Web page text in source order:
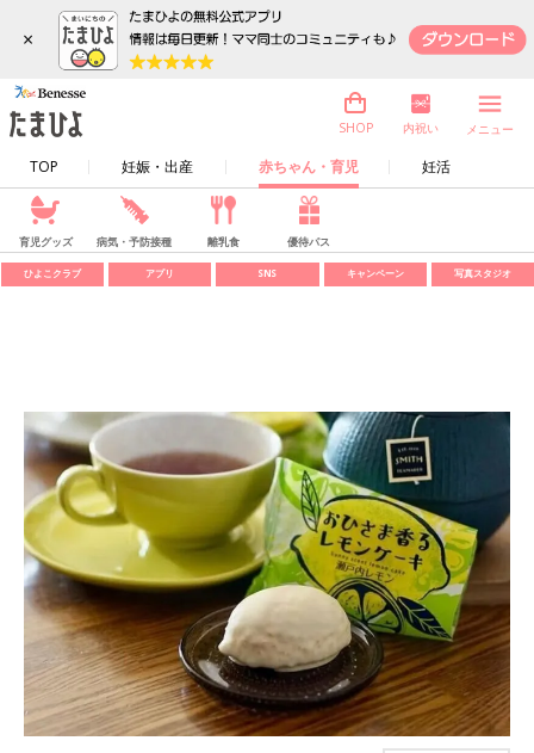
×
TOP 妊娠・出産 赤ちゃん・育児 妊活
SHOP 内祝い メニュー
育児グッズ 病気・予防接種 離乳食 優待パス
ひよこクラブ アプリ SNS キャンペーン 写真スタジオ